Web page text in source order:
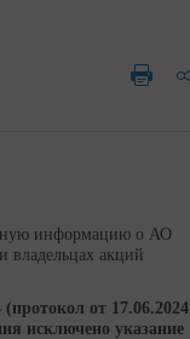
информацию о АО
владельцах акций
от 17.06.2024
исключено указание